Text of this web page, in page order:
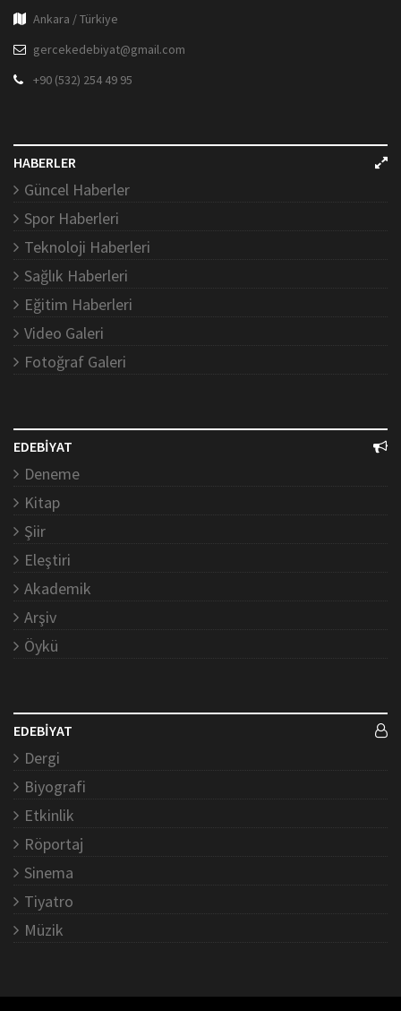
Ankara / Türkiye
gercekedebiyat@gmail.com
+90 (532) 254 49 95
HABERLER
Güncel Haberler
Spor Haberleri
Teknoloji Haberleri
Sağlık Haberleri
Eğitim Haberleri
Video Galeri
Fotoğraf Galeri
EDEBİYAT
Deneme
Kitap
Şiir
Eleştiri
Akademik
Arşiv
Öykü
EDEBİYAT
Dergi
Biyografi
Etkinlik
Röportaj
Sinema
Tiyatro
Müzik